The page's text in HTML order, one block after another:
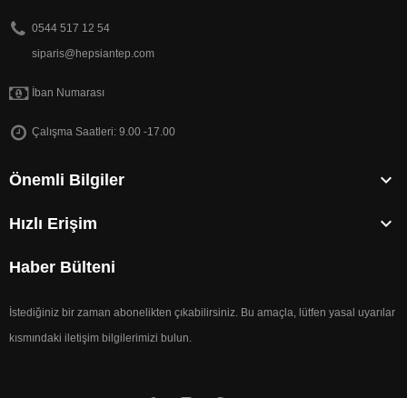
0544 517 12 54
siparis@hepsiantep.com
İban Numarası
Çalışma Saatleri: 9.00 -17.00
Önemli Bilgiler 
Hızlı Erişim 
Haber Bülteni
İstediğiniz bir zaman abonelikten çıkabilirsiniz. Bu amaçla, lütfen yasal uyarılar
kısmındaki iletişim bilgilerimizi bulun.